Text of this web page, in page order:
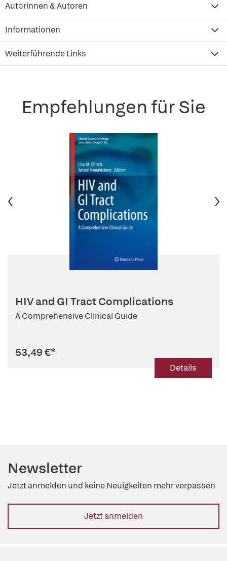
Autorinnen & Autoren
Informationen
Weiterführende Links
Empfehlungen für Sie
HIV and GI Tract Complications
A Comprehensive Clinical Guide
53,49 €*
Details
Newsletter
Jetzt anmelden und keine Neuigkeiten mehr verpassen
Jetzt anmelden